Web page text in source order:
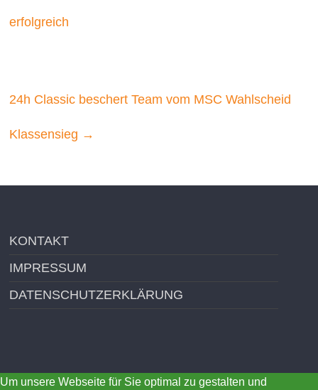
erfolgreich
24h Classic beschert Team vom MSC Wahlscheid
Klassensieg →
KONTAKT
IMPRESSUM
DATENSCHUTZERKLÄRUNG
Um unsere Webseite für Sie optimal zu gestalten und